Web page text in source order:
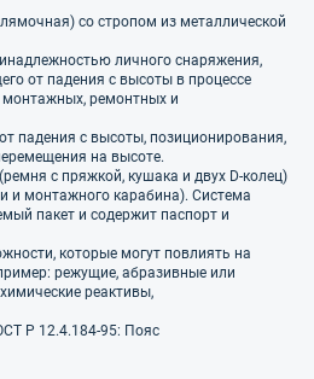
со стропом из металлической
личного снаряжения,
от падения с высоты в процессе
монтажных, ремонтных и
падения с высоты, позиционирования,
на высоте.
с пряжкой, кушака и двух D-колец)
и монтажного карабина). Система
пакет и содержит паспорт и
которые могут повлиять на
режущие, абразивные или
реактивы,
Р 12.4.184-95: Пояс